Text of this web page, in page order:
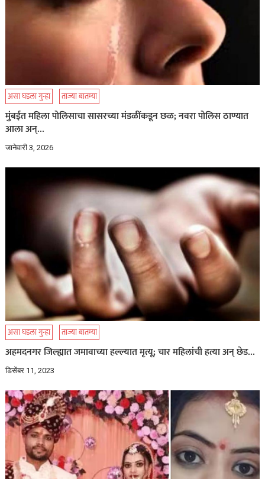
असा घडला गुन्हा ताज्या बातम्या
मुंबईत महिला पोलिसाचा सासरच्या मंडळींकडून छळ; नवरा पोलिस ठाण्यात
आला अन्…
जानेवारी 3, 2026
असा घडला गुन्हा ताज्या बातम्या
अहमदनगर जिल्ह्यात जमावाच्या हल्ल्यात मृत्यू; चार महिलांची हत्या अन् छेड…
डिसेंबर 11, 2023